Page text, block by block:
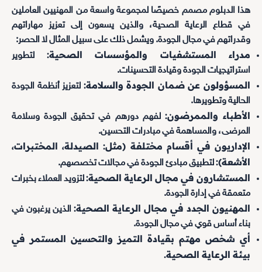
هذا الدبلوم مصمم خصيصًا لمجموعة واسعة من المهنيين العاملين
في قطاع الرعاية الصحية، والذين يسعون إلى تعزيز مهاراتهم
وقدراتهم في مجال الجودة. ويشمل ذلك على سبيل المثال لا الحصر:
مدراء المستشفيات والمؤسسات الصحية: لتطوير
استراتيجيات الجودة وقيادة التحسينات.
المسؤولون عن ضمان الجودة والسلامة: لتعزيز أنظمة الجودة
الحالية وتطويرها.
الأطباء والممرضون: لفهم دورهم في تحقيق الجودة وسلامة
المرضى، والمساهمة في مبادرات التحسين.
الإداريون في أقسام مختلفة (مثل: الصيدلة، المختبرات،
الأشعة):لتطبيق مبادئ الجودة في مجالات تخصصهم.
المستشارون في مجال الرعاية الصحية:لتزويد العملاء بخبرات
متعمقة في إدارة الجودة.
المهنيون الجدد في مجال الرعاية الصحية: الذين يرغبون في
بناء أساس قوي في مجال الجودة.
أي شخص مهتم بقيادة التميز والتحسين المستمر في
بيئة الرعاية الصحية.